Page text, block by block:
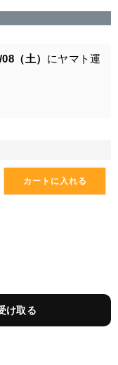
（土） にヤマト運
カートに入れる
け取る